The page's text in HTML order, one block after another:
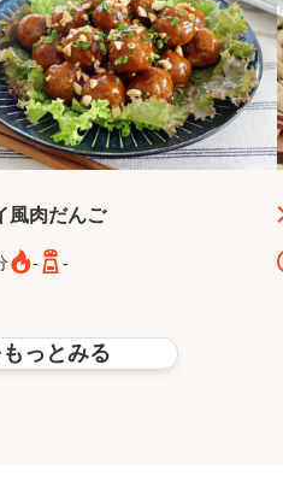
風肉だんご
- -
っとみる